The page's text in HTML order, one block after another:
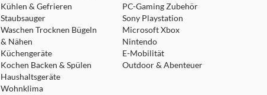
Kühlen & Gefrieren
Staubsauger
Waschen Trocknen Bügeln
& Nähen
Küchengeräte
Kochen Backen & Spülen
Haushaltsgeräte
Wohnklima
PC-Gaming Zubehör
Sony Playstation
Microsoft Xbox
Nintendo
E-Mobilität
Outdoor & Abenteuer